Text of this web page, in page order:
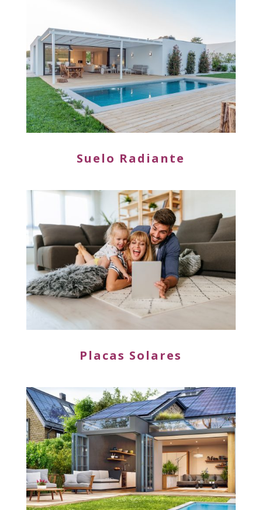
Suelo Radiante
Placas Solares